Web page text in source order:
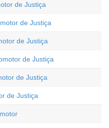
de Justiça
de Justiça
de Justiça
de Justiça
de Justiça
de Justiça